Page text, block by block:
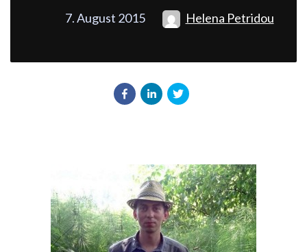
7. August 2015 Helena Petridou